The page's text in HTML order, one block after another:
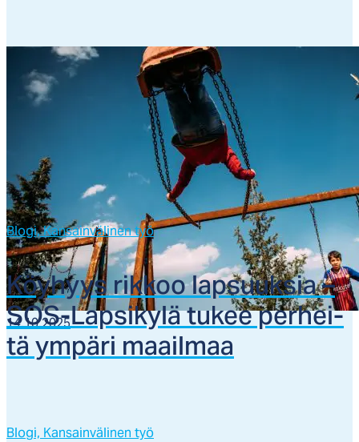
14.10.2025
Blogi,Kansainvälinen työ
Köy­hyys rik­koo lap­suuk­sia –
SOS-Lap­si­ky­lä tu­kee per­hei­
tä ym­pä­ri maail­maa
Blogi, Kansainvälinen työ